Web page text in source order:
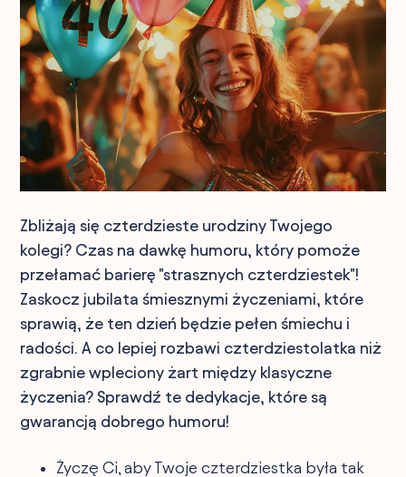
Zbliżają się czterdzieste urodziny Twojego
kolegi? Czas na dawkę humoru, który pomoże
przełamać barierę "strasznych czterdziestek"!
Zaskocz jubilata śmiesznymi życzeniami, które
sprawią, że ten dzień będzie pełen śmiechu i
radości. A co lepiej rozbawi czterdziestolatka niż
zgrabnie wpleciony żart między klasyczne
życzenia? Sprawdź te dedykacje, które są
gwarancją dobrego humoru!
Życzę Ci, aby Twoje czterdziestka była tak